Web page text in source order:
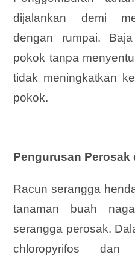
dijalankan demi
dengan rumpai.
pokok tanpa
tidak meningkatkan
pokok.
Pengurusan Perosak
Racun serangga
tanaman buah
serangga perosak.
chloropyrifos dan